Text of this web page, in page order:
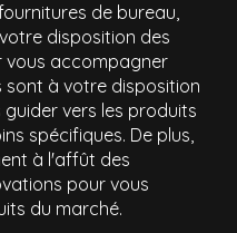
de bureau,
disposition des
vous accompagner
sont à votre disposition
vers les produits
spécifiques. De plus,
à l'affût des
pour vous
du marché.